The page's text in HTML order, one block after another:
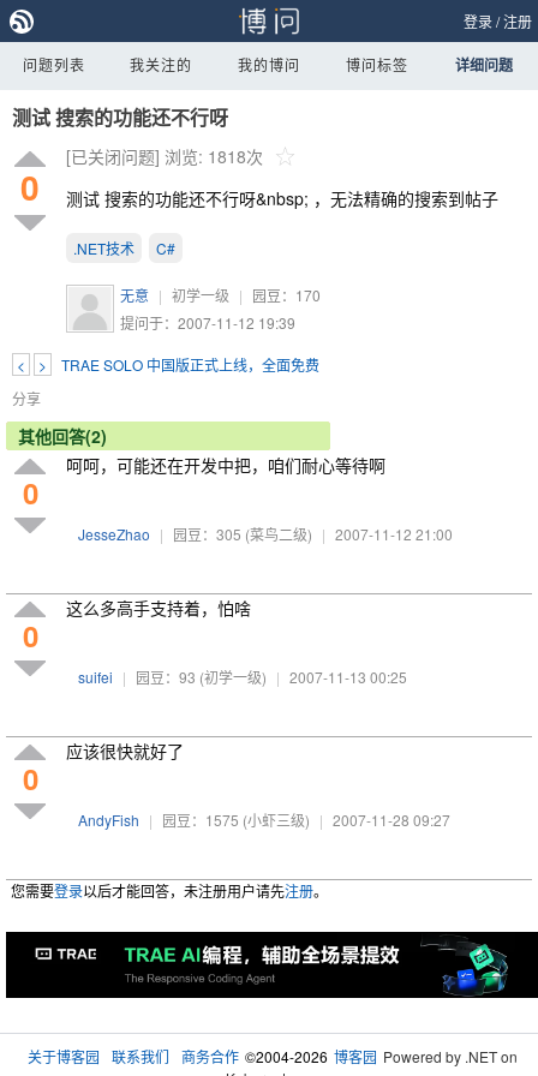
登录/注册
问题列表 我关注的 我的博问 博问标签 详细问题
测试 搜索的功能还不行呀
0
[已关闭问题] 浏览: 1818次
测试 搜索的功能还不行呀&nbsp; ，无法精确的搜索到帖子
.NET技术 C#
无意 | 初学一级 | 园豆： 170
提问于：2007-11-12 19:39
< >
TRAE SOLO 中国版正式上线，全面免费
分享
其他回答(2)
0
呵呵，可能还在开发中把，咱们耐心等待啊
JesseZhao | 园豆：305 (菜鸟二级) | 2007-11-12 21:00
0
这么多高手支持着，怕啥
suifei | 园豆：93 (初学一级) | 2007-11-13 00:25
0
应该很快就好了
AndyFish | 园豆：1575 (小虾三级) | 2007-11-28 09:27
您需要登录以后才能回答，未注册用户请先注册。
关于博客园 联系我们 商务合作 ©2004-2026 博客园 Powered by .NET on